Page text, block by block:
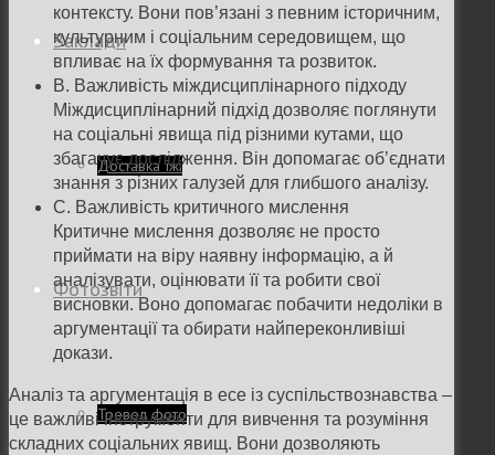
Заклади
Доставка їжі
Фотозвіти
Тревел фото
контексту. Вони пов’язані з певним історичним,
культурним і соціальним середовищем, що
впливає на їх формування та розвиток.
B. Важливість міждисциплінарного підходу
Міждисциплінарний підхід дозволяє поглянути
на соціальні явища під різними кутами, що
збагачує дослідження. Він допомагає об’єднати
знання з різних галузей для глибшого аналізу.
C. Важливість критичного мислення
Критичне мислення дозволяє не просто
приймати на віру наявну інформацію, а й
аналізувати, оцінювати її та робити свої
висновки. Воно допомагає побачити недоліки в
аргументації та обирати найпереконливіші
докази.
Аналіз та аргументація в есе із суспільствознавства –
це важливі інструменти для вивчення та розуміння
складних соціальних явищ. Вони дозволяють